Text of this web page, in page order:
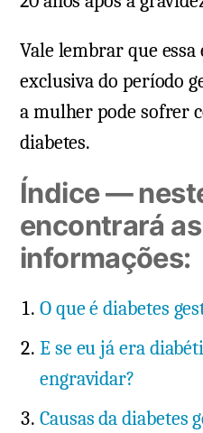
Vale lembrar que essa
exclusiva do período
a mulher pode sofrer
diabetes.
Índice —
encontrará
informações:
O que é diabetes
E se eu já era
engravidar?
Causas da diabetes